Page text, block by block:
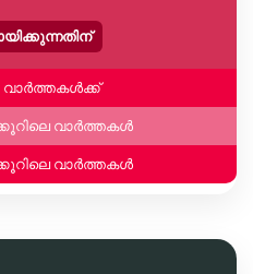
വാർത്തകൾക്ക്
വാർത്തകൾ
വാർത്തകൾ